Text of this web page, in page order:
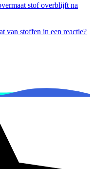
stof overblijft na
van stoffen in een reactie?